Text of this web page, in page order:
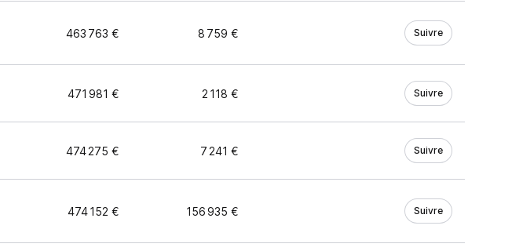
463 763 € 8 759 € Suivre
471 981 € 2 118 € Suivre
474 275 € 7 241 € Suivre
474 152 € 156 935 € Suivre